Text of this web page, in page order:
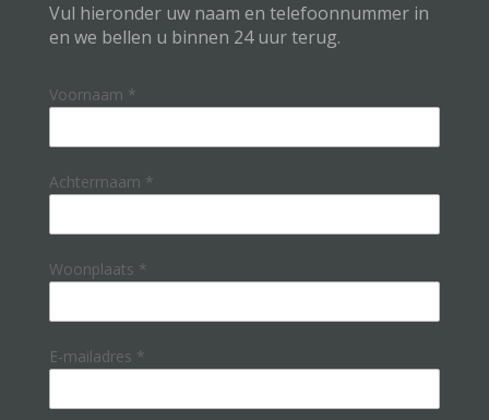
Vul hieronder uw naam en telefoonnummer in
en we bellen u binnen 24 uur terug.
Voornaam *
Achterrnaam *
Woonplaats *
E-mailadres *